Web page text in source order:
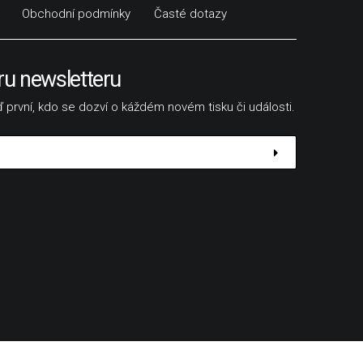
Obchodní podmínky Časté dotazy
newsletteru
kdo se dozví o káždém novém tisku či události.